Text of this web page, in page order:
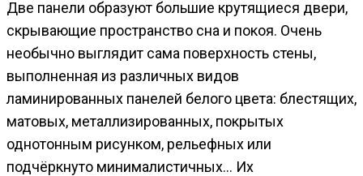
Две панели образуют большие крутящиеся двери,
скрывающие пространство сна и покоя. Очень
необычно выглядит сама поверхность стены,
выполненная из различных видов
ламинированных панелей белого цвета: блестящих,
матовых, металлизированных, покрытых
однотонным рисунком, рельефных или
подчёркнуто минималистичных… Их